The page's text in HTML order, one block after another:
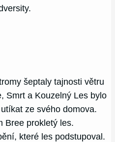
šeptaly tajnosti větru
Smrt a Kouzelný Les bylo
ze svého domova.
Bree prokletý les.
které les podstupoval.